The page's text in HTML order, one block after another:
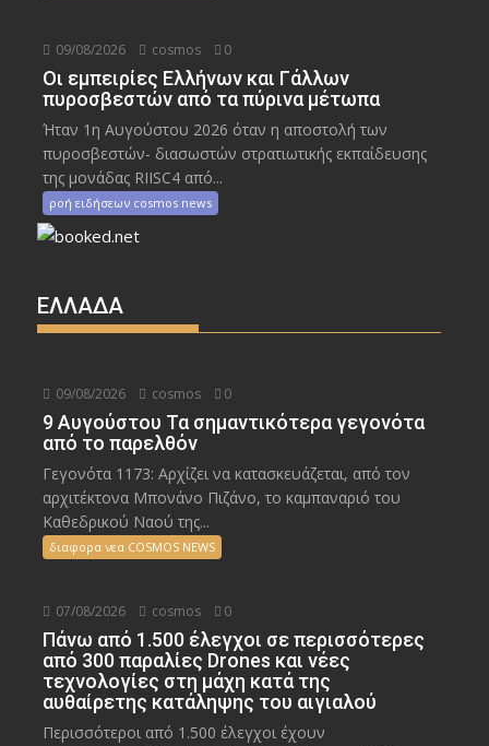
09/08/2026 cosmos 0
Οι εμπειρίες Ελλήνων και Γάλλων
πυροσβεστών από τα πύρινα μέτωπα
Ήταν 1η Αυγούστου 2026 όταν η αποστολή των
πυροσβεστών- διασωστών στρατιωτικής εκπαίδευσης
της μονάδας RIISC4 από...
ροή ειδήσεων cosmos news
ΕΛΛΑΔΑ
09/08/2026 cosmos 0
9 Αυγούστου Τα σημαντικότερα γεγονότα
από το παρελθόν
Γεγονότα 1173: Αρχίζει να κατασκευάζεται, από τον
αρχιτέκτονα Μπονάνο Πιζάνο, το καμπαναριό του
Καθεδρικού Ναού της...
διαφορα νεα COSMOS NEWS
07/08/2026 cosmos 0
Πάνω από 1.500 έλεγχοι σε περισσότερες
από 300 παραλίες Drones και νέες
τεχνολογίες στη μάχη κατά της
αυθαίρετης κατάληψης του αιγιαλού
Περισσότεροι από 1.500 έλεγχοι έχουν